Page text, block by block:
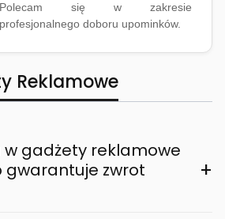
Polecam się w zakresie
profesjonalnego doboru upominków.
Reklamowe
w gadżety reklamowe
gwarantuje zwrot
+